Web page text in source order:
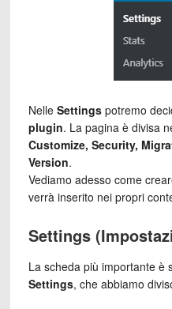
Nelle Settingspotremo
plugin. La pagina è divisa
Customize, Security,
Version.
Vediamo adesso come
verrà inserito nei propri
Settings
La scheda più importante è
Settings, che abbiamo